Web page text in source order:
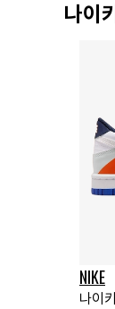
나이
NIKE
나이